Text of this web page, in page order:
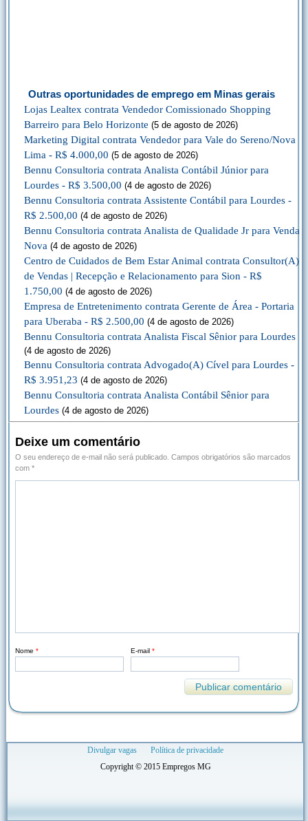
Outras oportunidades de emprego em Minas gerais
Lojas Lealtex contrata Vendedor Comissionado Shopping
Barreiro para Belo Horizonte (5 de agosto de 2026)
Marketing Digital contrata Vendedor para Vale do Sereno/Nova
Lima - R$ 4.000,00 (5 de agosto de 2026)
Bennu Consultoria contrata Analista Contábil Júnior para
Lourdes - R$ 3.500,00 (4 de agosto de 2026)
Bennu Consultoria contrata Assistente Contábil para Lourdes -
R$ 2.500,00 (4 de agosto de 2026)
Bennu Consultoria contrata Analista de Qualidade Jr para Venda
Nova (4 de agosto de 2026)
Centro de Cuidados de Bem Estar Animal contrata Consultor(A)
de Vendas | Recepção e Relacionamento para Sion - R$
1.750,00 (4 de agosto de 2026)
Empresa de Entretenimento contrata Gerente de Área - Portaria
para Uberaba - R$ 2.500,00 (4 de agosto de 2026)
Bennu Consultoria contrata Analista Fiscal Sênior para Lourdes
(4 de agosto de 2026)
Bennu Consultoria contrata Advogado(A) Cível para Lourdes -
R$ 3.951,23 (4 de agosto de 2026)
Bennu Consultoria contrata Analista Contábil Sênior para
Lourdes (4 de agosto de 2026)
Deixe um comentário
O seu endereço de e-mail não será publicado. Campos obrigatórios são marcados
com *
Nome * E-mail *
Divulgar vagas
Política de privacidade
Copyright © 2015 Empregos MG